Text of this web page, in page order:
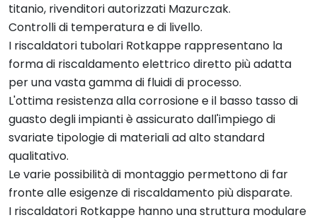
titanio, rivenditori autorizzati Mazurczak.
Controlli di temperatura e di livello.
I riscaldatori tubolari Rotkappe rappresentano la
forma di riscaldamento elettrico diretto più adatta
per una vasta gamma di fluidi di processo.
L'ottima resistenza alla corrosione e il basso tasso di
guasto degli impianti è assicurato dall'impiego di
svariate tipologie di materiali ad alto standard
qualitativo.
Le varie possibilità di montaggio permettono di far
fronte alle esigenze di riscaldamento più disparate.
I riscaldatori Rotkappe hanno una struttura modulare